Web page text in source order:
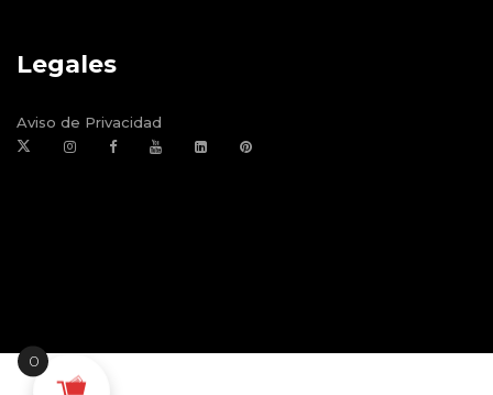
Legales
Aviso de Privacidad
0